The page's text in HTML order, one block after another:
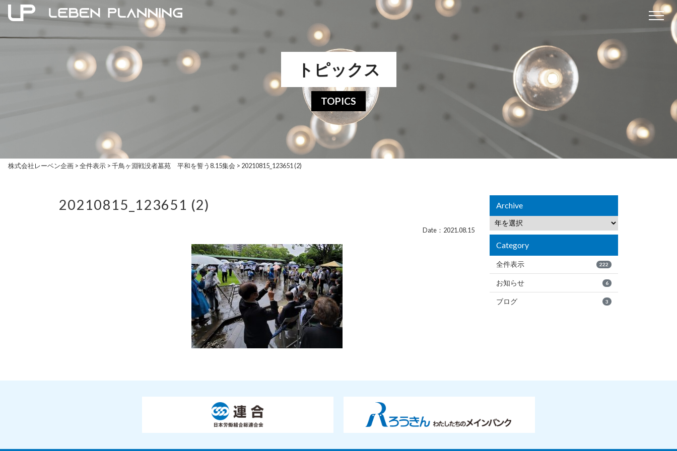
トピックス
TOPICS
株式会社レーベン企画 >全件表示 >千鳥ヶ淵戦没者墓苑 平和を誓う8.15集会 > 20210815_123651 (2)
20210815_123651 (2)
Date：2021.08.15
Archive
Category
全件表示 222
お知らせ 6
ブログ 3